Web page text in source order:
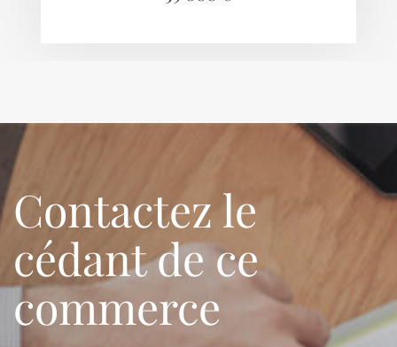
Contactez le
cédant de ce
commerce